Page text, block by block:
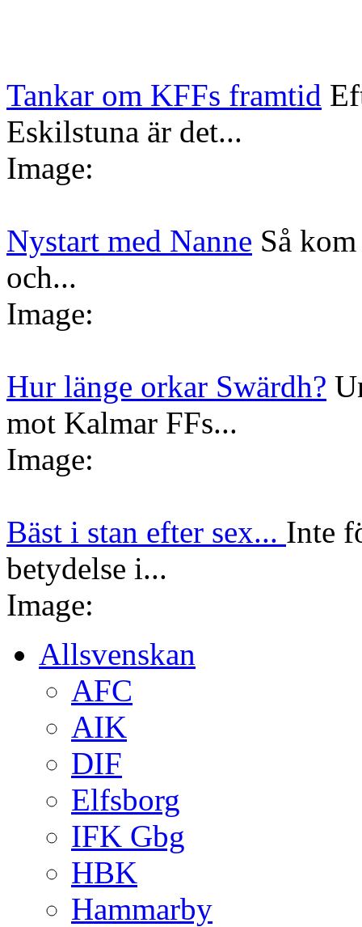
Tankar om KFFs framtid
Eskilstuna är det...
Image:
Nystart med Nanne Så
och...
Image:
Hur länge orkar Swärdh?
mot Kalmar FFs...
Image:
Bäst i stan efter sex... Inte
betydelse i...
Image:
Allsvenskan
AFC
AIK
DIF
Elfsborg
IFK Gbg
HBK
Hammarby